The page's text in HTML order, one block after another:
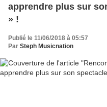
apprendre plus sur
» !
Publié le 11/06/2018 à 05:57
Par Steph Musicnation